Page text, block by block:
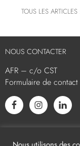
NOUS CONTACTER
AFR – c/o CST
Formulaire de contact